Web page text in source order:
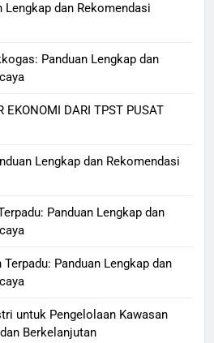
Lengkap dan Rekomendasi
Panduan Lengkap dan
EKONOMI DARI TPST PUSAT
Lengkap dan Rekomendasi
Panduan Lengkap dan
Panduan Lengkap dan
untuk Pengelolaan Kawasan
Berkelanjutan